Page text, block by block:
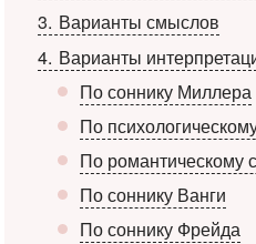
3 Варианты смыслов
4 Варианты
По соннику Миллера
По
По романтическому
По соннику Ванги
По соннику Фрейда